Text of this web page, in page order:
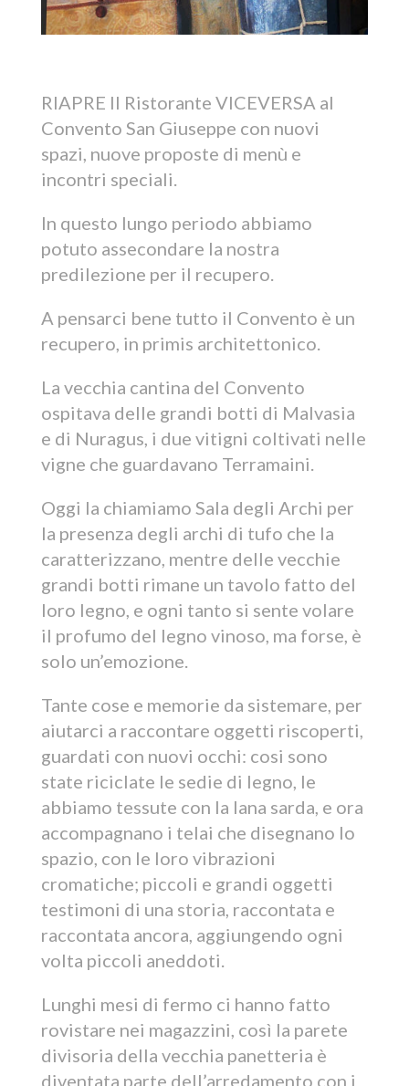
RIAPRE Il Ristorante VICEVERSA al
Convento San Giuseppe con nuovi
spazi, nuove proposte di menù e
incontri speciali.
In questo lungo periodo abbiamo
potuto assecondare la nostra
predilezione per il recupero.
A pensarci bene tutto il Convento è un
recupero, in primis architettonico.
La vecchia cantina del Convento
ospitava delle grandi botti di Malvasia
e di Nuragus, i due vitigni coltivati nelle
vigne che guardavano Terramaini.
Oggi la chiamiamo Sala degli Archi per
la presenza degli archi di tufo che la
caratterizzano, mentre delle vecchie
grandi botti rimane un tavolo fatto del
loro legno, e ogni tanto si sente volare
il profumo del legno vinoso, ma forse, è
solo un’emozione.
Tante cose e memorie da sistemare, per
aiutarci a raccontare oggetti riscoperti,
guardati con nuovi occhi: cosi sono
state riciclate le sedie di legno, le
abbiamo tessute con la lana sarda, e ora
accompagnano i telai che disegnano lo
spazio, con le loro vibrazioni
cromatiche; piccoli e grandi oggetti
testimoni di una storia, raccontata e
raccontata ancora, aggiungendo ogni
volta piccoli aneddoti.
Lunghi mesi di fermo ci hanno fatto
rovistare nei magazzini, così la parete
divisoria della vecchia panetteria è
diventata parte dell’arredamento con i